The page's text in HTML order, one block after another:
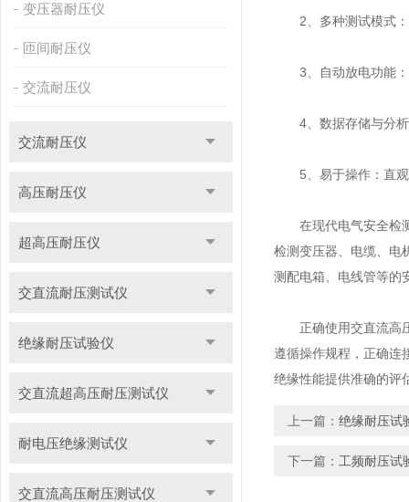
变压器耐压仪
匝间耐压仪
交流耐压仪
交流耐压仪
高压耐压仪
超高压耐压仪
交直流耐压测试仪
绝缘耐压试验仪
交直流超高压耐压测试仪
耐电压绝缘测试仪
交直流高压耐压测试仪
2、多种测试模式：
3、自动放电功能：
4、数据存储与分析
5、易于操作：直观
在现代电气安全检测
检测变压器、电缆、电
测配电箱、电线管等的
正确使用交直流高压
遵循操作规程，正确连
绝缘性能提供准确的评
上一篇： 绝缘耐压试
下一篇： 工频耐压试